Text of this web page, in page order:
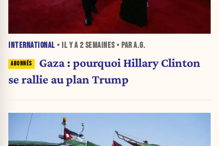
INTERNATIONAL • IL Y A 2 SEMAINES• PAR A.G.
Gaza : pourquoi Hillary Clinton
se rallie au plan Trump